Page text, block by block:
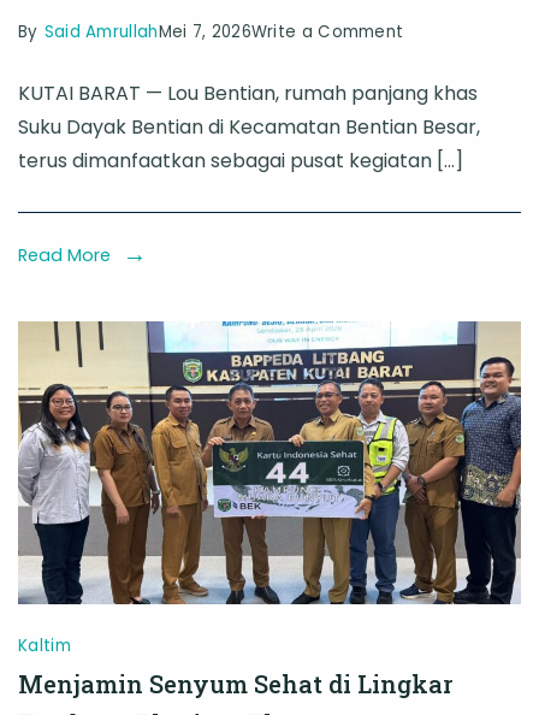
By Said AmrullahMei 7, 2026Write a Comment
Bentian
Jadi
Ruang
Bersama
Bentian
Besar
KUTAI BARAT — Lou Bentian, rumah panjang khas
Suku Dayak Bentian di Kecamatan Bentian Besar,
terus dimanfaatkan sebagai pusat kegiatan […]
Read More
Kaltim
Menjamin Senyum Sehat di Lingkar